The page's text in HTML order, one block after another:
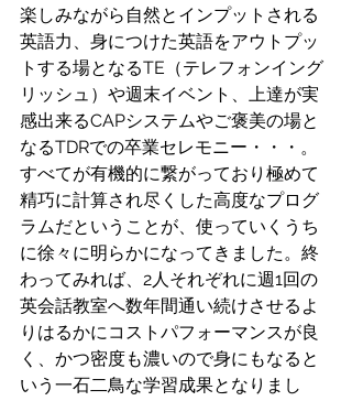
楽しみながら自然とインプットされる
英語力、身につけた英語をアウトプッ
トする場となるTE（テレフォンイング
リッシュ）や週末イベント、上達が実
感出来るCAPシステムやご褒美の場と
なるTDRでの卒業セレモニー・・・。
すべてが有機的に繋がっており極めて
精巧に計算され尽くした高度なプログ
ラムだということが、使っていくうち
に徐々に明らかになってきました。終
わってみれば、2人それぞれに週1回の
英会話教室へ数年間通い続けさせるよ
りはるかにコストパフォーマンスが良
く、かつ密度も濃いので身にもなると
いう一石二鳥な学習成果となりまし